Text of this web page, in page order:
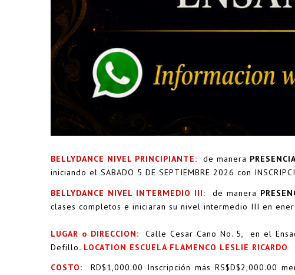
BELLYDANCE NIVEL PRINCIPIANTE: de manera
iniciando el SABADO 5 DE SEPTIEMBRE 2026 con
BELLYDANCE NIVEL INTERMEDIO III:
de manera
clases completos e iniciaran su nivel intermedio III en
LUGAR o DIRECCION:
Calle Cesar Cano No. 5, en el
Defillo. LOCATION ESCUELA FLAMENCO LESLIE RICARDO
COSTO:
RD$1,000.00 Inscripción más RS$D$2,000.00